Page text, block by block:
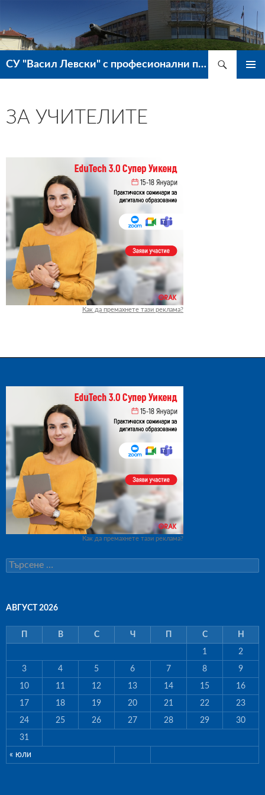
СУ "Васил Левски" с професионални паралелки – гр. Ветово
Търсене
ЗА УЧИТЕЛИТЕ
Как да премахнете тази реклама?
Как да премахнете тази реклама?
Т
ъ
е
е
:
АВГУСТ 2026
В С Ч С Н
« юли
1 2
3 4 5 6 7 8 9
10 11 12 13 14 15 16
17 18 19 20 21 22 23
24 25 26 27 28 29 30
31